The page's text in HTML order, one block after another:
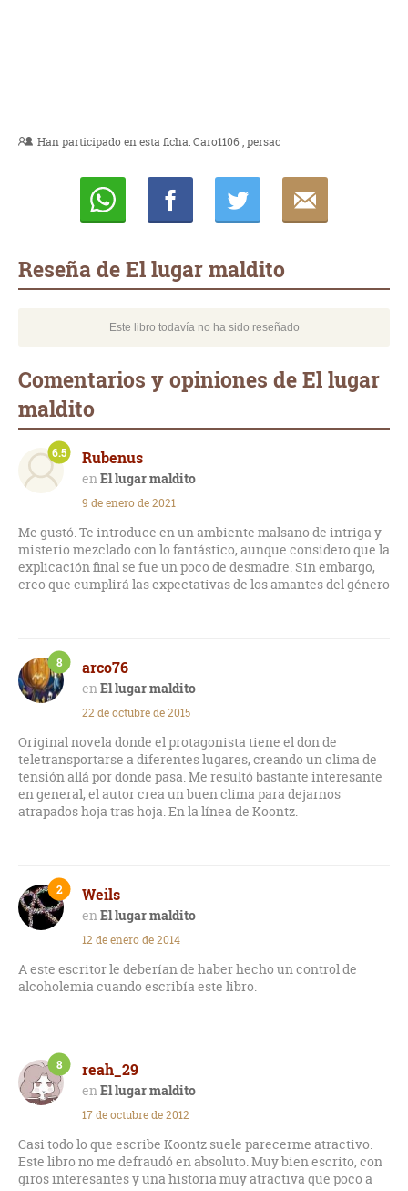
Han participado en esta ficha:Caro1106 persac
Reseña de El lugar maldito
Este libro todavía no ha sido reseñado
Comentarios y opiniones de El lugar
maldito
Rubenus
El lugar maldito
6.5
9 de enero de 2021
Me gustó. Te introduce en un ambiente malsano de intriga y
misterio mezclado con lo fantástico, aunque considero que la
explicación final se fue un poco de desmadre. Sin embargo,
creo que cumplirá las expectativas de los amantes del género
arco76
El lugar maldito
8
22 de octubre de 2015
Original novela donde el protagonista tiene el don de
teletransportarse a diferentes lugares, creando un clima de
tensión allá por donde pasa. Me resultó bastante interesante
en general, el autor crea un buen clima para dejarnos
atrapados hoja tras hoja. En la línea de Koontz.
Weils
El lugar maldito
2
12 de enero de 2014
A este escritor le deberían de haber hecho un control de
alcoholemia cuando escribía este libro.
reah_29
El lugar maldito
8
17 de octubre de 2012
Casi todo lo que escribe Koontz suele parecerme atractivo.
Este libro no me defraudó en absoluto. Muy bien escrito, con
giros interesantes y una historia muy atractiva que poco a